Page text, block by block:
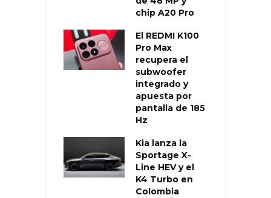
chip A20 Pro
El REDMI K100
Pro Max
recupera el
subwoofer
integrado y
apuesta por
pantalla de 185
Hz
Kia lanza la
Sportage X-
Line HEV y el
K4 Turbo en
Colombia